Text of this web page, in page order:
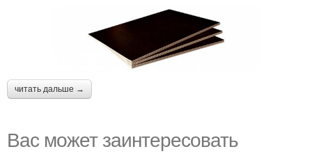
читать дальше →
Вас может заинтересовать